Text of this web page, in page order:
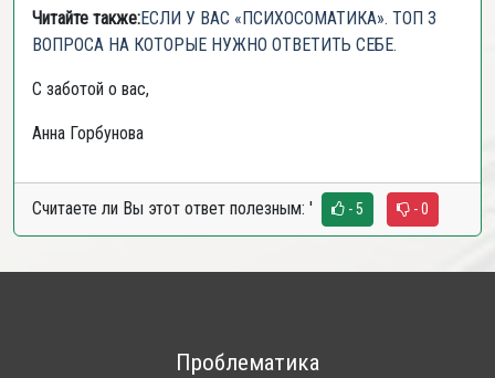
Читайте также:ЕСЛИ У ВАС «ПСИХОСОМАТИКА». ТОП 3
ВОПРОСА НА КОТОРЫЕ НУЖНО ОТВЕТИТЬ СЕБЕ.
С заботой о вас,
Анна Горбунова
Считаете ли Вы этот ответ полезным: ' - 5 - 0
Проблематика